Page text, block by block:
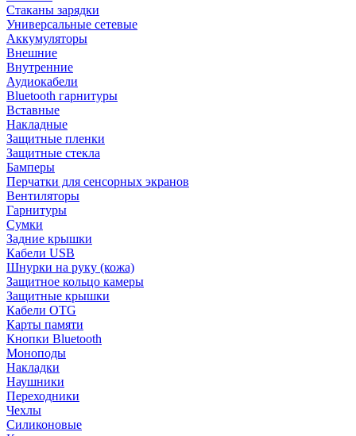
Стаканы зарядки
Универсальные сетевые
Аккумуляторы
Внешние
Внутренние
Аудиокабели
Bluetooth гарнитуры
Вставные
Накладные
Защитные пленки
Защитные стекла
Бамперы
Перчатки для сенсорных экранов
Вентиляторы
Гарнитуры
Сумки
Задние крышки
Кабели USB
Шнурки на руку (кожа)
Защитное кольцо камеры
Защитные крышки
Кабели OTG
Карты памяти
Кнопки Bluetooth
Моноподы
Накладки
Наушники
Переходники
Чехлы
Силиконовые